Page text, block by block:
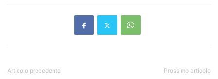
Articolo precedente Prossimo articolo